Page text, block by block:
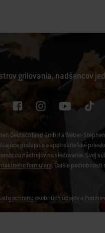
grilovania, nadšencov
Deutschland GmbH a Weber-
podujatia a spotrebiteľské
nástrojov na sledovanie. Svoj
formulára. Ďalšie podrobnosti
ochrany osobných údajova